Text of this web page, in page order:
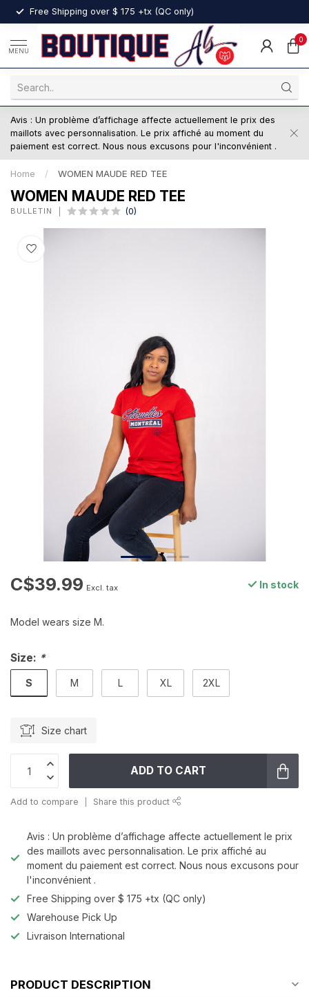
Free Shipping over $ 175 +tx (QC only)
MENU
0
Avis : Un problème d’affichage affecte actuellement le prix des
maillots avec personnalisation. Le prix affiché au moment du
paiement est correct. Nous nous excusons pour l'inconvénient .
Home / WOMEN MAUDE RED TEE
WOMEN MAUDE RED TEE
BULLETIN (0)
C$39.99 Excl. tax In stock
Model wears size M.
Size: *
S M L XL 2XL
Size chart
ADD TO CART
Add to compare Share this product
Avis : Un problème d’affichage affecte actuellement le prix
des maillots avec personnalisation. Le prix affiché au
moment du paiement est correct. Nous nous excusons pour
l'inconvénient .
Free Shipping over $ 175 +tx (QC only)
Warehouse Pick Up
Livraison International
PRODUCT DESCRIPTION